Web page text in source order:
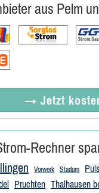
aus Pelm
→ Jetzt
Rechner
Vorwerk Stadum
Pruchten Thalhausen